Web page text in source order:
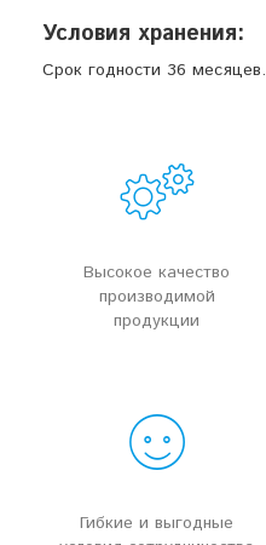
Условия хранения:
Срок годности 36 месяцев.
Высокое качество
производимой
продукции
Гибкие и выгодные